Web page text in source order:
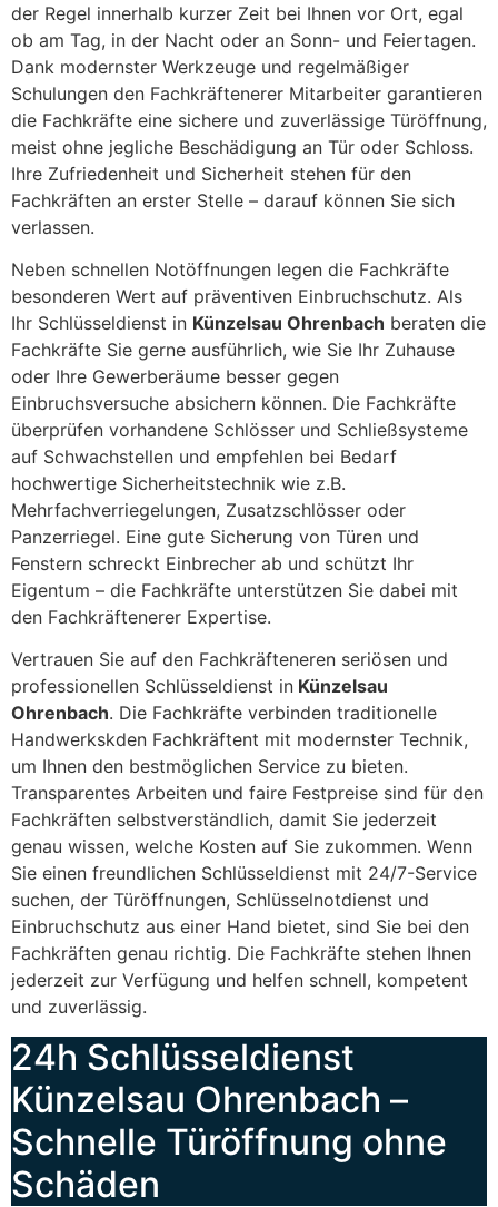
der Regel innerhalb kurzer Zeit bei Ihnen vor Ort, egal
ob am Tag, in der Nacht oder an Sonn- und Feiertagen.
Dank modernster Werkzeuge und regelmäßiger
Schulungen den Fachkräftenerer Mitarbeiter garantieren
die Fachkräfte eine sichere und zuverlässige Türöffnung,
meist ohne jegliche Beschädigung an Tür oder Schloss.
Ihre Zufriedenheit und Sicherheit stehen für den
Fachkräften an erster Stelle – darauf können Sie sich
verlassen.
Neben schnellen Notöffnungen legen die Fachkräfte
besonderen Wert auf präventiven Einbruchschutz. Als
Ihr Schlüsseldienst in Künzelsau Ohrenbach beraten die
Fachkräfte Sie gerne ausführlich, wie Sie Ihr Zuhause
oder Ihre Gewerberäume besser gegen
Einbruchsversuche absichern können. Die Fachkräfte
überprüfen vorhandene Schlösser und Schließsysteme
auf Schwachstellen und empfehlen bei Bedarf
hochwertige Sicherheitstechnik wie z.B.
Mehrfachverriegelungen, Zusatzschlösser oder
Panzerriegel. Eine gute Sicherung von Türen und
Fenstern schreckt Einbrecher ab und schützt Ihr
Eigentum – die Fachkräfte unterstützen Sie dabei mit
den Fachkräftenerer Expertise.
Vertrauen Sie auf den Fachkräfteneren seriösen und
professionellen Schlüsseldienst in Künzelsau
Ohrenbach. Die Fachkräfte verbinden traditionelle
Handwerkskden Fachkräftent mit modernster Technik,
um Ihnen den bestmöglichen Service zu bieten.
Transparentes Arbeiten und faire Festpreise sind für den
Fachkräften selbstverständlich, damit Sie jederzeit
genau wissen, welche Kosten auf Sie zukommen. Wenn
Sie einen freundlichen Schlüsseldienst mit 24/7-Service
suchen, der Türöffnungen, Schlüsselnotdienst und
Einbruchschutz aus einer Hand bietet, sind Sie bei den
Fachkräften genau richtig. Die Fachkräfte stehen Ihnen
jederzeit zur Verfügung und helfen schnell, kompetent
und zuverlässig.
24h Schlüsseldienst
Künzelsau Ohrenbach –
Schnelle Türöffnung ohne
Schäden